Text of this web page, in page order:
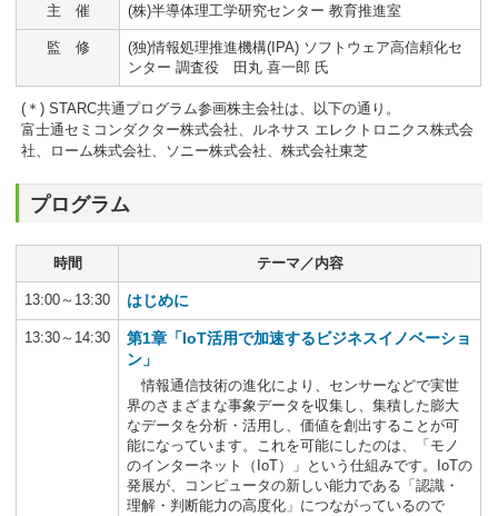
主 催 (株)半導体理工学研究センター 教育推進室
監 修
(独)情報処理推進機構(IPA) ソフトウェア高信頼化セ
ンター 調査役 田丸 喜一郎 氏
(＊) STARC共通プログラム参画株主会社は、以下の通り。
富士通セミコンダクター株式会社、ルネサス エレクトロニクス株式会
社、ローム株式会社、ソニー株式会社、株式会社東芝
プログラム
時間 テーマ／内容
13:00～13:30 はじめに
13:30～14:30
第1章「IoT活用で加速するビジネスイノベーショ
ン」
情報通信技術の進化により、センサーなどで実世
界のさまざまな事象データを収集し、集積した膨大
なデータを分析・活用し、価値を創出することが可
能になっています。これを可能にしたのは、「モノ
のインターネット（IoT）」という仕組みです。IoTの
発展が、コンピュータの新しい能力である「認識・
理解・判断能力の高度化」につながっているので